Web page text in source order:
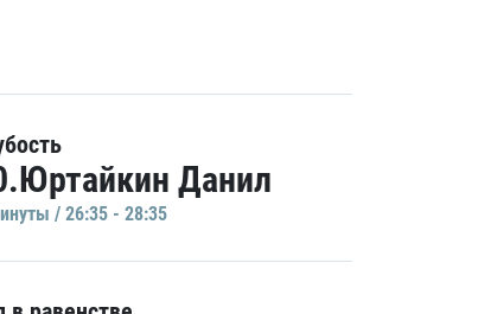
Данил
/ 26:35 - 28:35